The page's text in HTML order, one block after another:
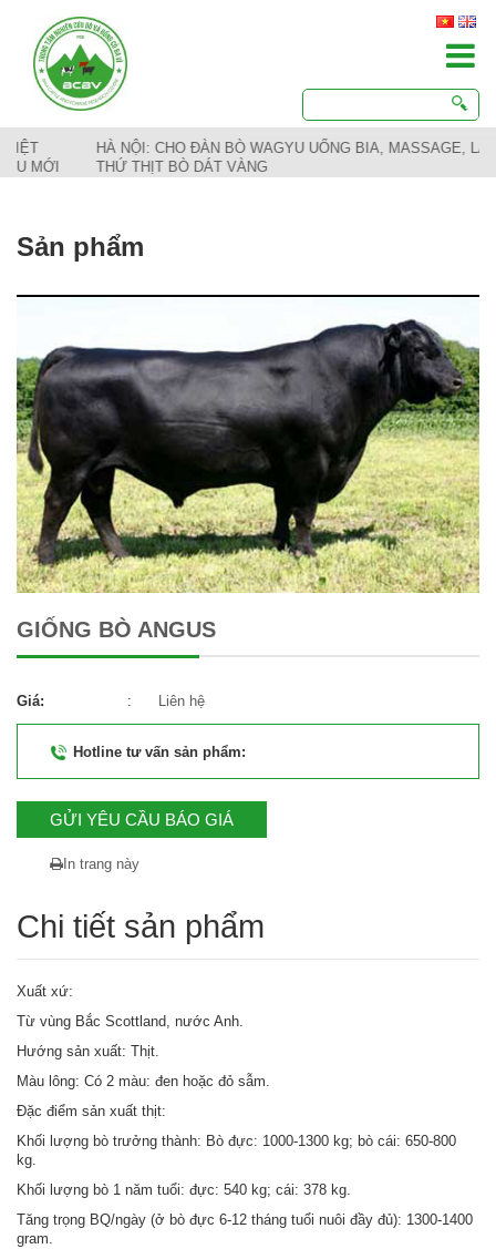
HÀ NỘI: CHO ĐÀN BÒ WAGYU UỐNG BIA, MASSAGE, LÀM RA
THỨ THỊT BÒ DÁT VÀNG
Sản phẩm
GIỐNG BÒ ANGUS
Giá: : Liên hệ
Hotline tư vấn sản phẩm:
GỬI YÊU CẦU BÁO GIÁ
In trang này
Chi tiết sản phẩm
Xuất xứ:
Từ vùng Bắc Scottland, nước Anh.
Hướng sản xuất: Thịt.
Màu lông: Có 2 màu: đen hoặc đỏ sẫm.
Đặc điểm sản xuất thịt:
Khối lượng bò trưởng thành: Bò đực: 1000-1300 kg; bò cái: 650-800
kg.
Khối lượng bò 1 năm tuổi: đực: 540 kg; cái: 378 kg.
Tăng trọng BQ/ngày (ở bò đực 6-12 tháng tuổi nuôi đầy đủ): 1300-1400
gram.